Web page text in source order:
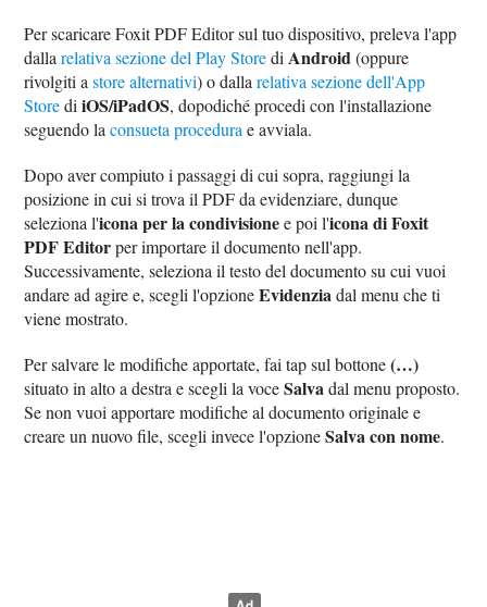
Per scaricare Foxit PDF Editor sul tuo dispositivo, preleva l'app
dallarelativa sezione del Play Storedi Android(oppure
rivolgiti astore alternativi) o dallarelativa sezione dell'App
StorediiOS/iPadOS, dopodiché procedi con l'installazione
seguendo laconsueta procedura e avviala.
Dopo aver compiuto i passaggi di cui sopra, raggiungi la
posizione in cui si trova il PDF da evidenziare, dunque
seleziona l'icona per la condivisionee poi l'icona di Foxit
PDF Editorper importare il documento nell'app.
Successivamente, seleziona il testo del documento su cui vuoi
andare ad agire e, scegli l'opzioneEvidenziadal menu che ti
viene mostrato.
Per salvare le modifiche apportate, fai tap sul bottone(…)
situato in alto a destra e scegli la voceSalvadal menu proposto.
Se non vuoi apportare modifiche al documento originale e
creare un nuovo file, scegli invece l'opzioneSalva con nome.